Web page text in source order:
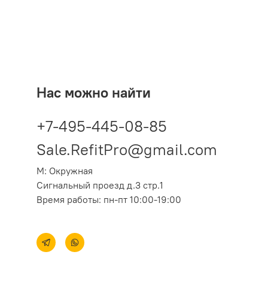
Нас можно найти
+7-495-445-08-85
Sale.RefitPro@gmail.com
М: Окружная
Сигнальный проезд д.3 стр.1
Время работы: пн-пт 10:00-19:00